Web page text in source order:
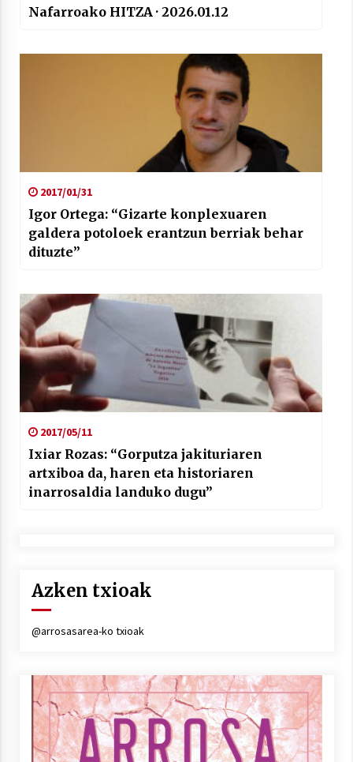
Nafarroako HITZA · 2026.01.12
2017/01/31
Igor Ortega: “Gizarte konplexuaren
galdera potoloek erantzun berriak behar
dituzte”
2017/05/11
Ixiar Rozas: “Gorputza jakituriaren
artxiboa da, haren eta historiaren
inarrosaldia landuko dugu”
Azken txioak
@arrosasarea-ko txioak